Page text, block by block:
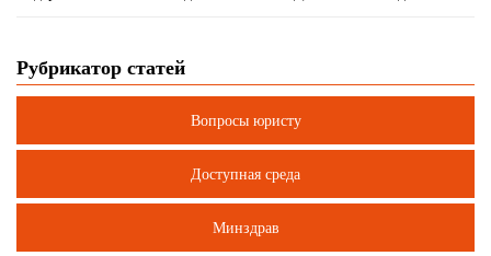
Рубрикатор статей
Вопросы юристу
Доступная среда
Минздрав